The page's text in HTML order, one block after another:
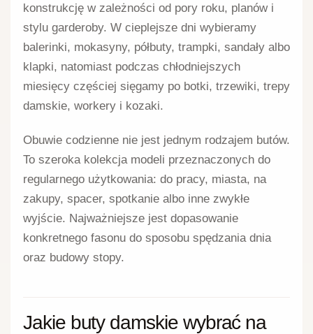
konstrukcję w zależności od pory roku, planów i
stylu garderoby. W cieplejsze dni wybieramy
balerinki, mokasyny, półbuty, trampki, sandały albo
klapki, natomiast podczas chłodniejszych
miesięcy częściej sięgamy po botki, trzewiki, trepy
damskie, workery i kozaki.
Obuwie codzienne nie jest jednym rodzajem butów.
To szeroka kolekcja modeli przeznaczonych do
regularnego użytkowania: do pracy, miasta, na
zakupy, spacer, spotkanie albo inne zwykłe
wyjście. Najważniejsze jest dopasowanie
konkretnego fasonu do sposobu spędzania dnia
oraz budowy stopy.
Jakie buty damskie wybrać na